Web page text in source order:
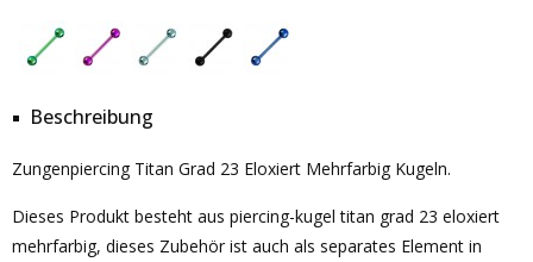
Beschreibung
Zungenpiercing Titan Grad 23 Eloxiert Mehrfarbig Kugeln.
Dieses Produkt besteht aus piercing-kugel titan grad 23 eloxiert
mehrfarbig, dieses Zubehör ist auch als separates Element in